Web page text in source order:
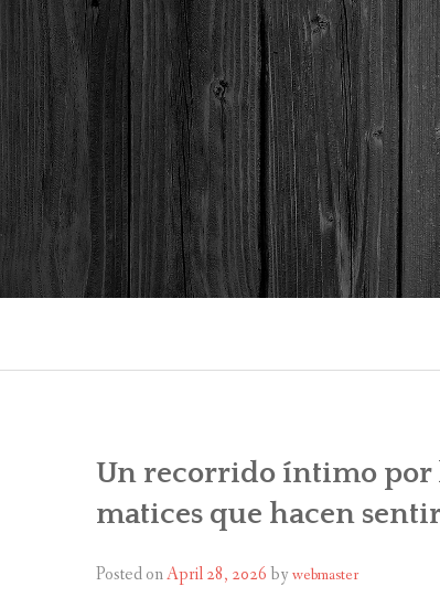
Skip
to
content
Un recorrido íntimo por
matices que hacen
Posted onApril 28, 2026by webmaster